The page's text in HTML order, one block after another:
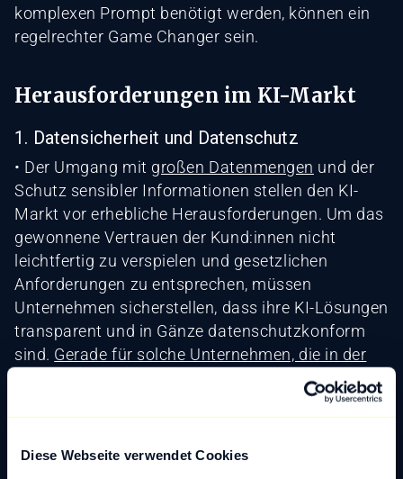
Diese Webseite verwendet Cookies
komplexen Prompt benötigt werden, können ein
regelrechter Game Changer sein.
Herausforderungen im KI-Markt
1. Datensicherheit und Datenschutz
• Der Umgang mit großen Datenmengen und der
Schutz sensibler Informationen stellen den KI-
Markt vor erhebliche Herausforderungen. Um das
gewonnene Vertrauen der Kund:innen nicht
leichtfertig zu verspielen und gesetzlichen
Anforderungen zu entsprechen, müssen
Unternehmen sicherstellen, dass ihre KI-Lösungen
transparent und in Gänze datenschutzkonform
sind. Gerade für solche Unternehmen, die in der
EU operieren, ist dieser Sachverhalt besonders
2. Fachkräftemangel